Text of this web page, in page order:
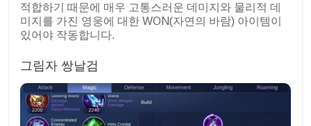
적합하기 때문에 매우 고통스러운 데미지와 물리적 데
미지를 가진 영웅에 대한 WON(자연의 바람) 아이템이
있어야 작동합니다.
그림자 쌍날검